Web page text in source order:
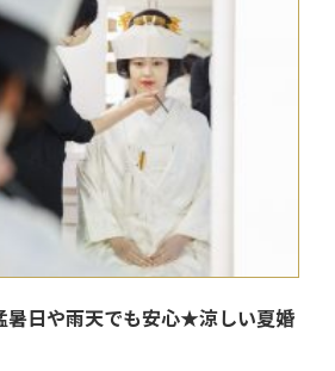
暑日や雨天でも安心★涼しい夏婚